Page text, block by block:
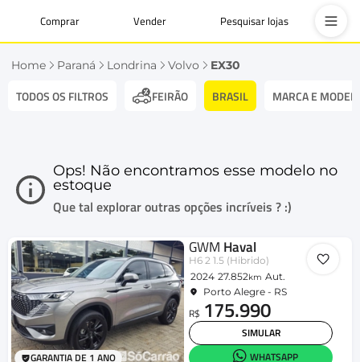
Comprar Vender Pesquisar lojas
Home Paraná Londrina Volvo EX30
TODOS OS FILTROS FEIRÃO BRASIL MARCA E
Ops! Não encontramos esse modelo no
estoque
Que tal explorar outras opções incríveis ? :)
GARANTIA DE 1 ANO
GWM Haval
H6 2 1.5 (Hibrido)
2024 27.852km Aut.
Porto Alegre - RS
R$ 175.990
SIMULAR
WHATSAPP